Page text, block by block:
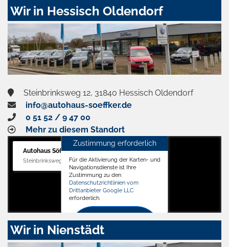
Wir in Hessisch Oldendorf
Steinbrinksweg 12, 31840 Hessisch Oldendorf
info@autohaus-soeffker.de
0 51 52 / 9 47 00
Mehr zu diesem Standort
Autohaus Söffker GmbH
Steinbrinksweg 12, 31840 Hessisch Oldendorf
Zustimmung erforderlich
Für die Aktivierung der Karten- und
Navigationsdienste ist Ihre
Zustimmung zu den
Datenschutzrichtlinien vom
Drittanbieter Google LLC
erforderlich.
Zustimmen
aktivieren
Wir in Nienstädt